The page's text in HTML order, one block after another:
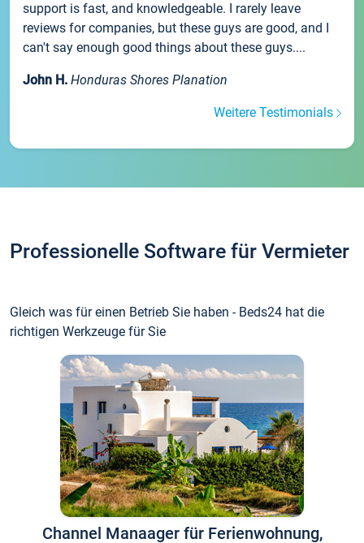
support is fast, and knowledgeable. I rarely leave
reviews for companies, but these guys are good, and I
can't say enough good things about these guys....
John H. Honduras Shores Planation
Weitere Testimonials
Professionelle Software für Vermieter
Gleich was für einen Betrieb Sie haben - Beds24 hat die
richtigen Werkzeuge für Sie
Channel Manaager für Ferienwohnung,